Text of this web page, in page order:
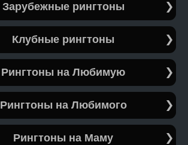
Зарубежные рингтоны
Клубные рингтоны
Рингтоны на Любимую
Рингтоны на Любимого
Рингтоны на Маму